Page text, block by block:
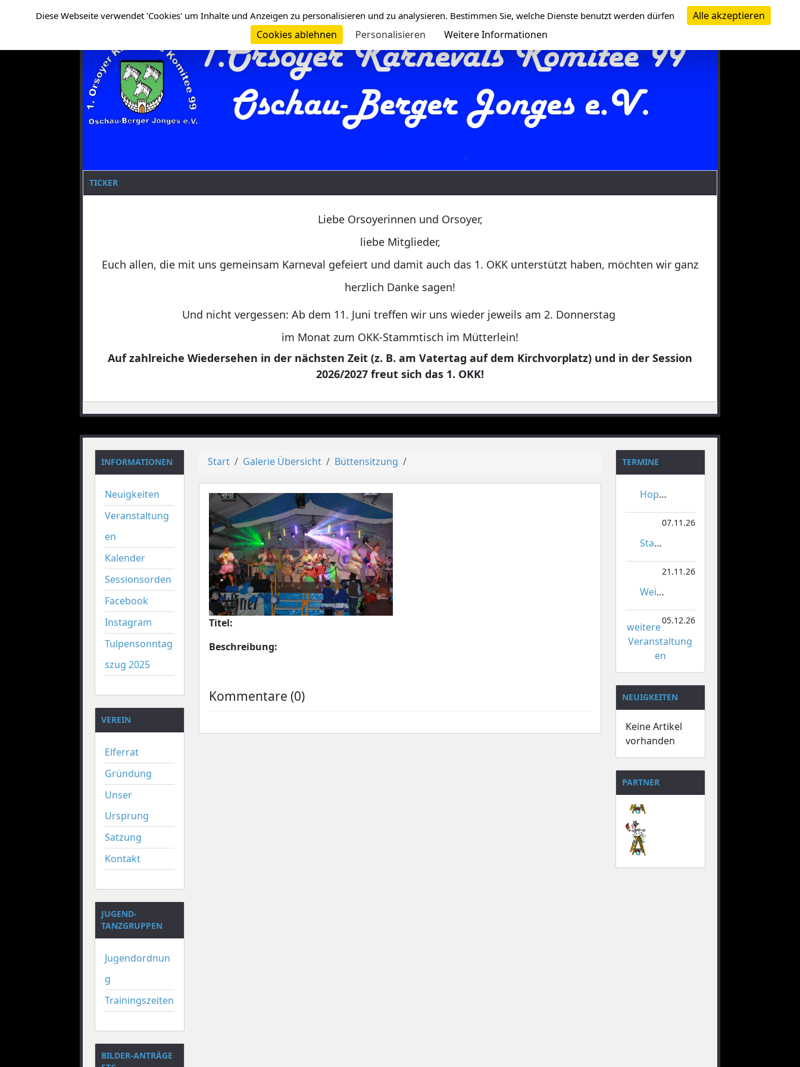
TICKER
Liebe Orsoyerinnen und Orsoyer,
liebe Mitglieder,
Euch allen, die mit uns gemeinsam Karneval gefeiert und damit auch das 1. OKK unterstützt haben, möchten wir ganz
herzlich Danke sagen!
Und nicht vergessen: Ab dem 11. Juni treffen wir uns wieder jeweils am 2. Donnerstag
im Monat zum OKK-Stammtisch im Mütterlein!
Auf zahlreiche Wiedersehen in der nächsten Zeit (z. B. am Vatertag auf dem Kirchvorplatz) und in der Session
2026/2027 freut sich das 1. OKK!
INFORMATIONEN
Neuigkeiten
Veranstaltung
en
Kalender
Sessionsorden
Facebook
Instagram
Tulpensonntag
szug 2025
VEREIN
Elferrat
Gründung
Unser
Ursprung
Satzung
Kontakt
JUGEND-
TANZGRUPPEN
Jugendordnun
g
Trainingszeiten
BILDER-ANTRÄGE
Start Galerie Übersicht Büttensitzung
Titel:
Beschreibung:
Kommentare (0)
TERMINE
Hoppeditzerwachen
07.11.26
Stadtmeisterschaften im Gardetanz
21.11.26
Weihnachtsmarkt Orsoy
05.12.26
weitere
Veranstaltung
en
NEUIGKEITEN
Keine Artikel
vorhanden
PARTNER
Diese Webseite verwendet 'Cookies' um Inhalte und Anzeigen zu personalisieren und zu analysieren. Bestimmen Sie, welche Dienste benutzt werden dürfen
Alle akzeptieren
Cookies ablehnen
Personalisieren Weitere Informationen